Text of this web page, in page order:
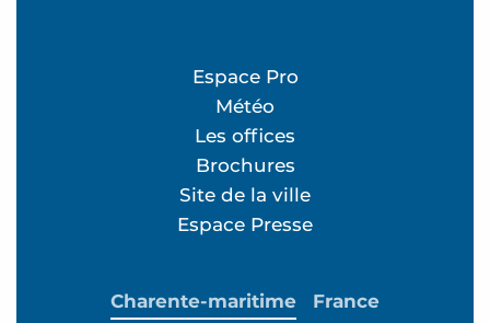
Espace Pro
Météo
Les offices
Brochures
Site de la ville
Espace Presse
Charente-maritime France